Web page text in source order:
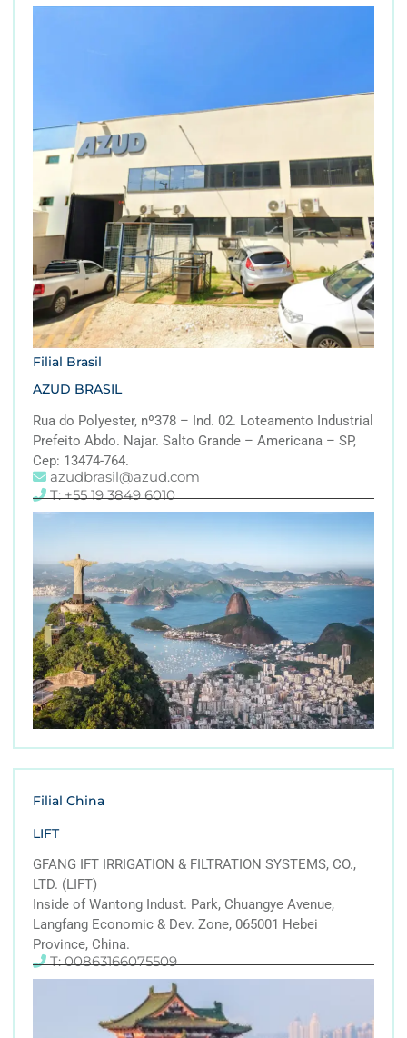
Filial Brasil
AZUD BRASIL
Rua do Polyester, nº378 – Ind. 02. Loteamento Industrial
Prefeito Abdo. Najar. Salto Grande – Americana – SP,
Cep: 13474-764.
azudbrasil@azud.com
T: +55 19 3849 6010
Filial China
LIFT
GFANG IFT IRRIGATION & FILTRATION SYSTEMS, CO.,
LTD. (LIFT)
Inside of Wantong Indust. Park, Chuangye Avenue,
Langfang Economic & Dev. Zone, 065001 Hebei
Province, China.
T: 00863166075509